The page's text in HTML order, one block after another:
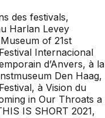
des festivals,
Harlan Levey
of 21st
Internacional
d’Anvers, à la
Den Haag,
à Vision du
in Our Throats a
IS SHORT 2021,